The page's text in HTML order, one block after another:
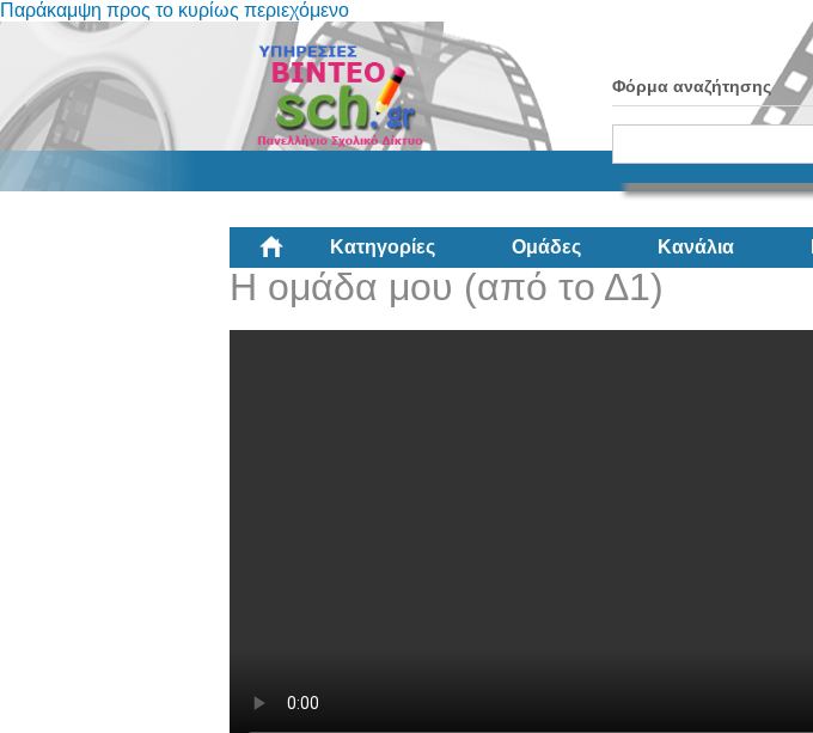
Παράκαμψη προς το κυρίως περιεχόμενο
Φόρμα αναζήτησης
Κατηγορίες Ομάδες Κανάλια
Η ομάδα μου (από το Δ1)